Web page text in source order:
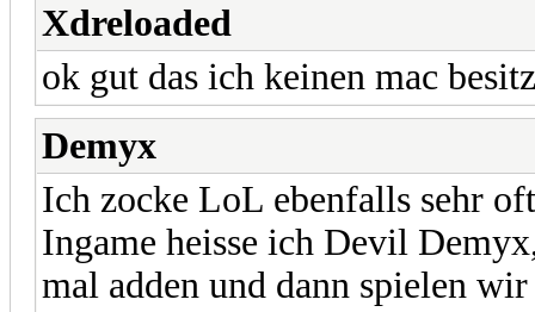
Xdreloaded
ok gut das ich keinen mac
Demyx
Ich zocke LoL ebenfalls sehr
Ingame heisse ich Devil
mal adden und dann spielen